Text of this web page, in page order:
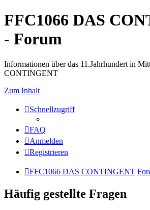
FFC1066 DAS
- Forum
Informationen über das 11.Jahrhundert in
CONTINGENT
Zum Inhalt
Schnellzugriff
FAQ
Anmelden
Registrieren
FFC1066 DAS CONTINGENT
Häufig gestellte Fragen